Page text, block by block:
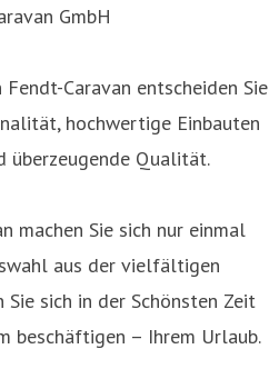
GmbH
Caravan entscheiden Sie
hochwertige Einbauten
überzeugende Qualität.
machen Sie sich nur einmal
aus der vielfältigen
sich in der Schönsten Zeit
beschäftigen – Ihrem Urlaub.